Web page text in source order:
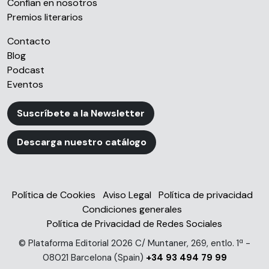
Premios literarios
Contacto
Blog
Podcast
Eventos
Suscríbete a la Newsletter
Descarga nuestro catálogo
Política de Cookies Aviso Legal
Política de privacidad
Condiciones generales
Política de Privacidad de Redes Sociales
© Plataforma Editorial 2026 C/ Muntaner, 269, entlo. 1ª -
08021 Barcelona (Spain) +34 93 494 79 99